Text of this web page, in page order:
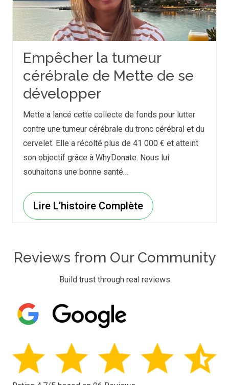
Empêcher la tumeur
cérébrale de Mette de se
développer
Mette a lancé cette collecte de fonds pour lutter
contre une tumeur cérébrale du tronc cérébral et du
cervelet. Elle a récolté plus de 41 000 € et atteint
son objectif grâce à WhyDonate. Nous lui
souhaitons une bonne santé…
Lire L’histoire Complète
Reviews from Our Community
Build trust through real reviews